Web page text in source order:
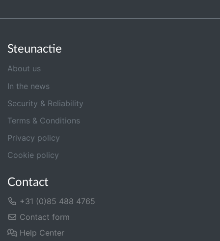
Steunactie
About us
In the news
Security & Reliability
Terms & Conditions
Privacy policy
Cookie policy
Contact
+31 (0)85 488 4765
Contact form
Help Center